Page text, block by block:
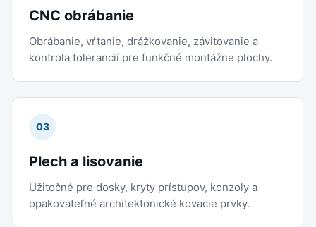
CNC obrábanie
Obrábanie, vŕtanie, drážkovanie, závitovanie a
kontrola tolerancií pre funkčné montážne plochy.
03
Plech a lisovanie
Užitočné pre dosky, kryty prístupov, konzoly a
opakovateľné architektonické kovacie prvky.